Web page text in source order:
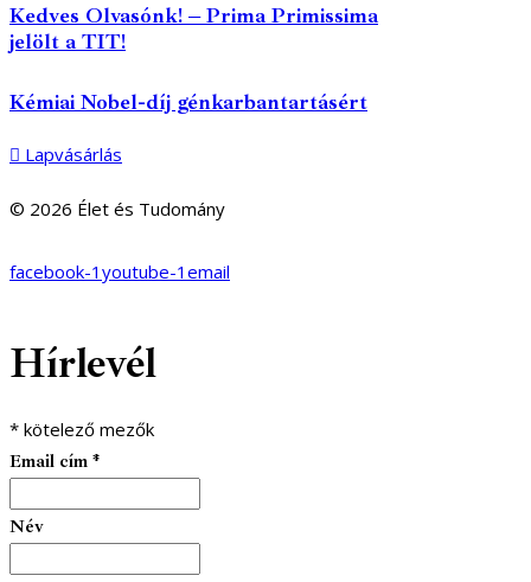
Kedves Olvasónk! – Prima Primissima
jelölt a TIT!
Kémiai Nobel-díj génkarbantartásért
Lapvásárlás
© 2026 Élet és Tudomány
facebook-1 youtube-1 email
Hírlevél
* kötelező mezők
Email cím *
Név